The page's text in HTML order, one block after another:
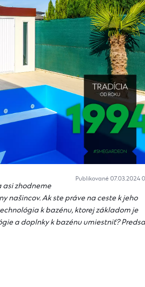
Publikované 07.03.2024
asi zhodneme
našincov. Ak ste práve na ceste k jeho
k bazénu, ktorej základom je
a doplnky k bazénu umiestniť?